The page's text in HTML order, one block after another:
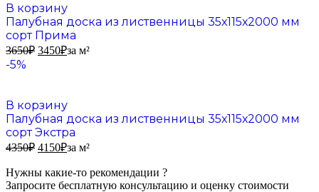
В корзину
Палубная доска из лиственницы 35х115х2000 мм
сорт Прима
3650₽ 3450₽за м²
-5%
В корзину
Палубная доска из лиственницы 35х115х2000 мм
сорт Экстра
4350₽ 4150₽за м²
Нужны какие-то рекомендации ?
Запросите бесплатную консультацию и оценку стоимости